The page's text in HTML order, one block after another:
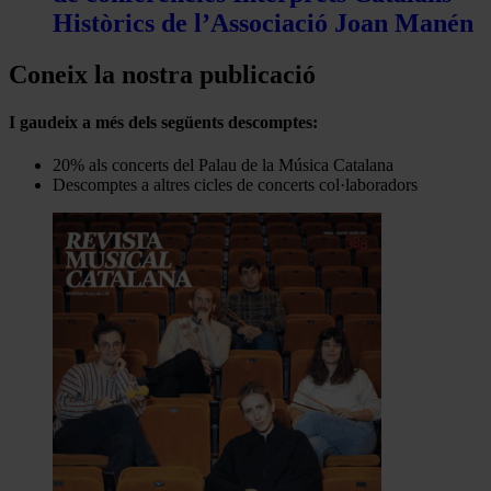
Històrics de l’Associació Joan Manén
Coneix la nostra publicació
I gaudeix a més dels següents descomptes:
20% als concerts del Palau de la Música Catalana
Descomptes a altres cicles de concerts col·laboradors